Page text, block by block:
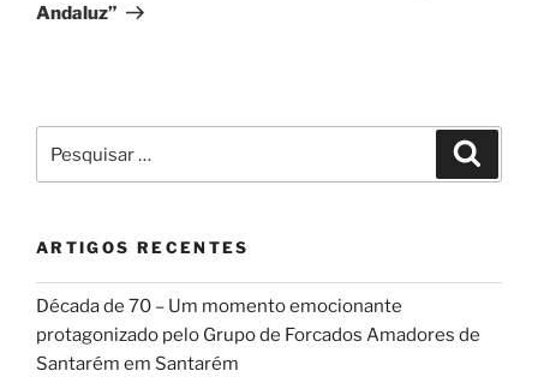
Andaluz”
por:
ARTIGOS RECENTES
Década de 70 – Um momento emocionante
protagonizado pelo Grupo de Forcados Amadores de
Santarém em Santarém